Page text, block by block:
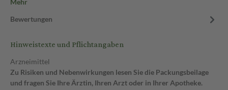
Mehr
Bewertungen
Hinweistexte und Pflichtangaben
Arzneimittel
Zu Risiken und Nebenwirkungen lesen Sie die Packungsbeilage
und fragen Sie Ihre Ärztin, Ihren Arzt oder in Ihrer Apotheke.